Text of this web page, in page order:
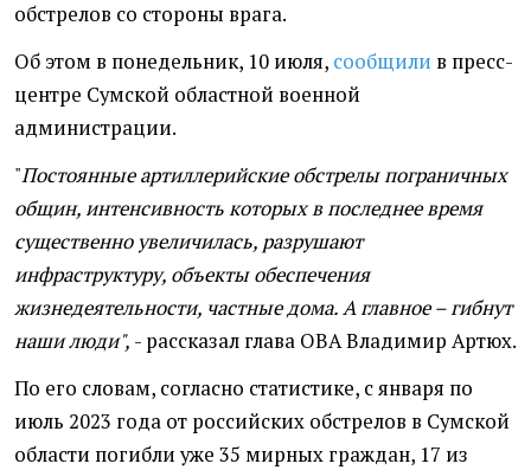
обстрелов со стороны врага.
Об этом в понедельник, 10 июля, сообщили в пресс-
центре Сумской областной военной
администрации.
"Постоянные артиллерийские обстрелы пограничных
общин, интенсивность которых в последнее время
существенно увеличилась, разрушают
инфраструктуру, объекты обеспечения
жизнедеятельности, частные дома. А главное – гибнут
наши люди", - рассказал глава ОВА Владимир Артюх.
По его словам, согласно статистике, с января по
июль 2023 года от российских обстрелов в Сумской
области погибли уже 35 мирных граждан, 17 из